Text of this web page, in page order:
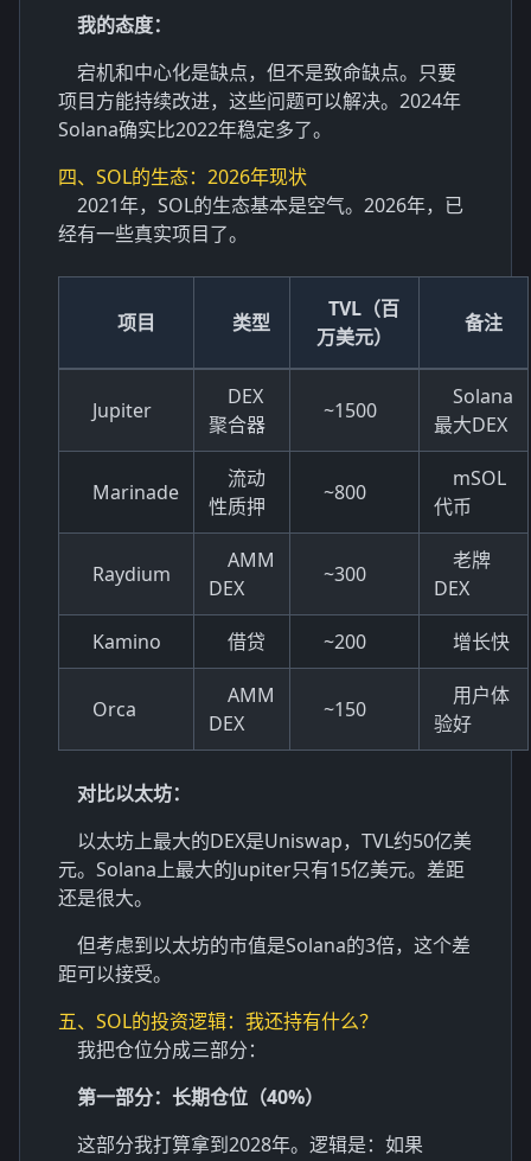
我的态度：
宕机和中心化是缺点，但不是致命缺点。只要
项目方能持续改进，这些问题可以解决。2024年
Solana确实比2022年稳定多了。
四、SOL的生态：2026年现状
2021年，SOL的生态基本是空气。2026年，已
经有一些真实项目了。
项目 类型
TVL（百
万美元）
备注
Jupiter
DEX
聚合器
~1500
Solana
最大DEX
Marinade
流动
性质押
~800
mSOL
代币
Raydium
AMM
DEX
~300
老牌
DEX
Kamino 借贷 ~200 增长快
Orca
AMM
DEX
~150
用户体
验好
对比以太坊：
以太坊上最大的DEX是Uniswap，TVL约50亿美
元。Solana上最大的Jupiter只有15亿美元。差距
还是很大。
但考虑到以太坊的市值是Solana的3倍，这个差
距可以接受。
五、SOL的投资逻辑：我还持有什么？
我把仓位分成三部分：
第一部分：长期仓位（40%）
这部分我打算拿到2028年。逻辑是：如果